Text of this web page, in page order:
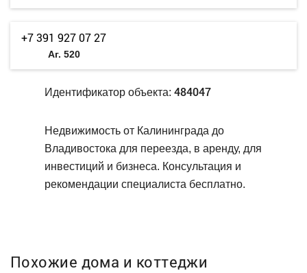
+7 391 927 07 27
Аг. 520
Идентификатор объекта: 484047
Недвижимость от Калининграда до
Владивостока для переезда, в аренду, для
инвестиций и бизнеса. Консультация и
рекомендации специалиста бесплатно.
Похожие дома и коттеджи